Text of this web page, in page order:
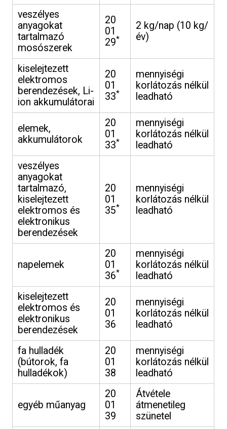
veszélyes
anyagokat
tartalmazó
mosószerek
20
01
29*
2 kg/nap (10 kg/
év)
kiselejtezett
elektromos
berendezések, Li-
ion akkumulátorai
20
01
33*
mennyiségi
korlátozás nélkül
leadható
elemek,
akkumulátorok
20
01
33*
mennyiségi
korlátozás nélkül
leadható
veszélyes
anyagokat
tartalmazó,
kiselejtezett
elektromos és
elektronikus
berendezések
20
01
35*
mennyiségi
korlátozás nélkül
leadható
napelemek
20
01
36*
mennyiségi
korlátozás nélkül
leadható
kiselejtezett
elektromos és
elektronikus
berendezések
20
01
36
mennyiségi
korlátozás nélkül
leadható
fa hulladék
(bútorok, fa
hulladékok)
20
01
38
mennyiségi
korlátozás nélkül
leadható
egyéb műanyag
20
01
39
Átvétele
átmenetileg
szünetel